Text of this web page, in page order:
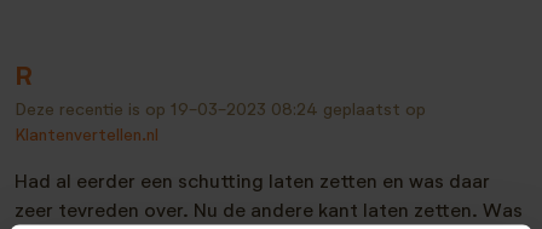
R
Deze recentie is op 19-03-2023 08:24 geplaatst op
Klantenvertellen.nl
Had al eerder een schutting laten zetten en was daar
zeer tevreden over. Nu de andere kant laten zetten. Was